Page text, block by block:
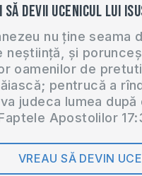
să devii ucenicul lui
nu ține seama
neștiință, și
oamenilor de
pentrucă a
judeca lumea
Apostolilor
VREAU SĂ DEVIN